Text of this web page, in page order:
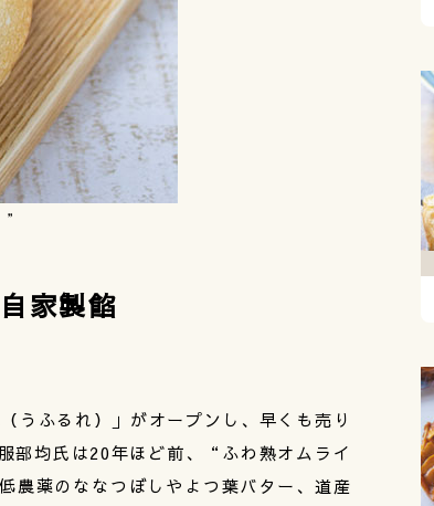
”
家製餡
うふるれ）」がオープンし、早くも売り
部均氏は20年ほど前、“ふわ熟オムライ
農薬のななつぼしやよつ葉バター、道産